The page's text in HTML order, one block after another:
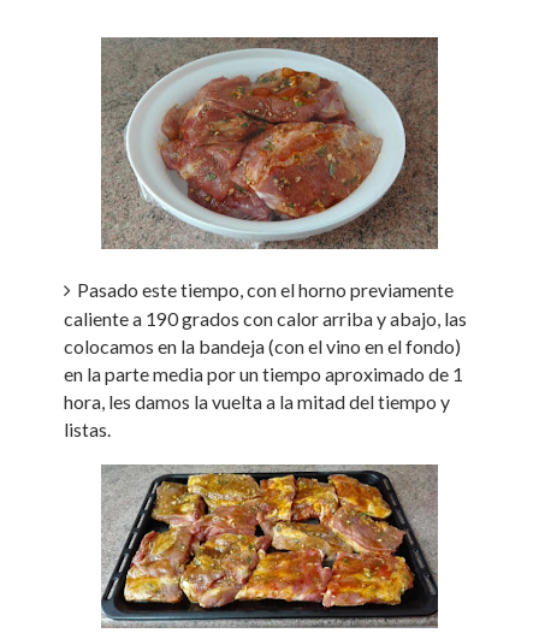
Pasado este tiempo, con el horno previamente
caliente a 190 grados con calor arriba y abajo, las
colocamos en la bandeja (con el vino en el fondo)
en la parte media por un tiempo aproximado de 1
hora, les damos la vuelta a la mitad del tiempo y
listas.